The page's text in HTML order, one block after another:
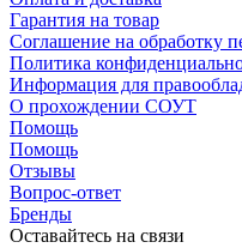
Гарантия на товар
Соглашение на обработку
Политика
Информация для
О прохождении СОУТ
Помощь
Помощь
Отзывы
Вопрос-ответ
Бренды
Оставайтесь на связи